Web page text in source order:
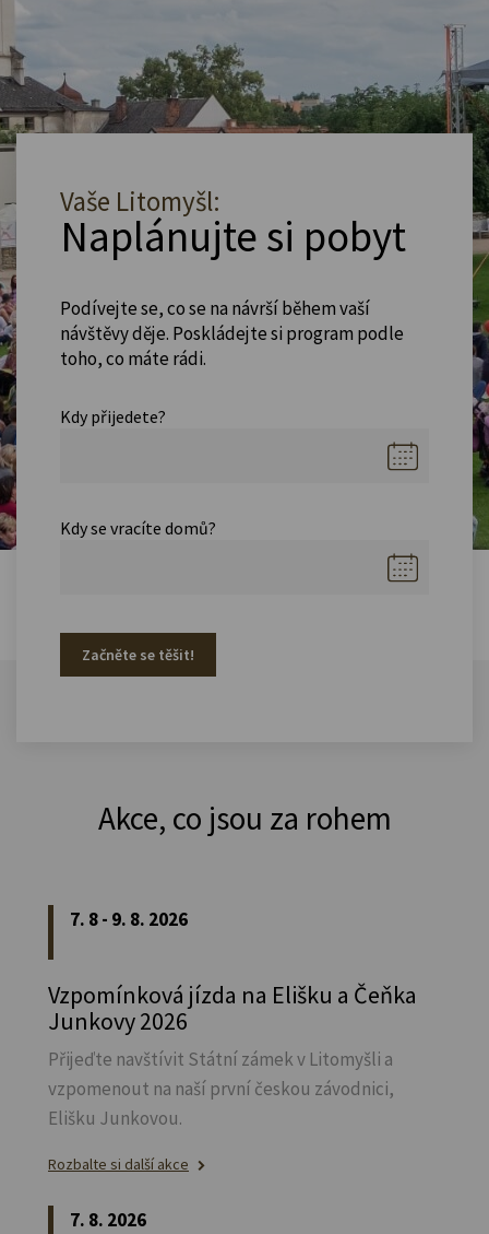
Vaše Litomyšl:
Naplánujte si pobyt
Podívejte se, co se na návrší během vaší
návštěvy děje. Poskládejte si program podle
toho, co máte rádi.
Kdy přijedete?
Kdy se vracíte domů?
Začněte se těšit!
Akce, co jsou za rohem
7. 8 - 9. 8. 2026
Vzpomínková jízda na Elišku a Čeňka
Junkovy 2026
Přijeďte navštívit Státní zámek v Litomyšli a
vzpomenout na naší první českou závodnici,
Elišku Junkovou.
Rozbalte si další akce
7. 8. 2026